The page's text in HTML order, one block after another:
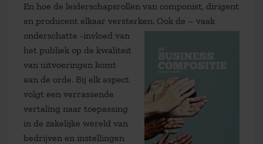
En hoe de leiderschapsrollen van componist, dirigent
en producent elkaar versterken. Ook de – vaak
onderschatte -invloed van
het publiek op de kwaliteit
van uitvoeringen komt
aan de orde. Bij elk aspect
volgt een verrassende
vertaling naar toepassing
in de zakelijke wereld van
bedrijven en instellingen